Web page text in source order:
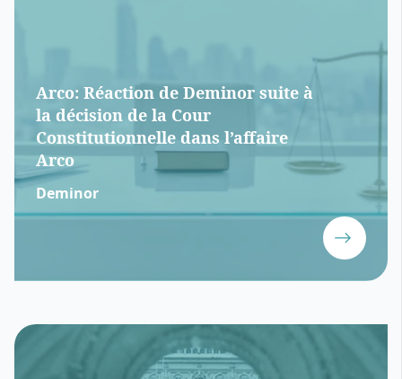
Arco: Réaction de Deminor suite à
la décision de la Cour
Constitutionnelle dans l’affaire
Arco
Deminor